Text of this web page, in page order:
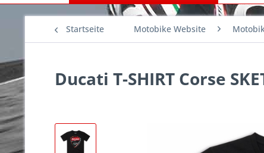
Startseite Motobike Website
Ducati T-SHIRT Corse